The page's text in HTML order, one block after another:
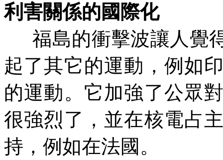
利害關係的國際化
福島的衝擊波讓人覺
起了其它的運動，例如
的運動。它加強了公眾
很強烈了，並在核電占
持，例如在法國。